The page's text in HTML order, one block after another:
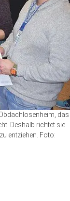
das
Deshalb richtet sie
entziehen. Foto: